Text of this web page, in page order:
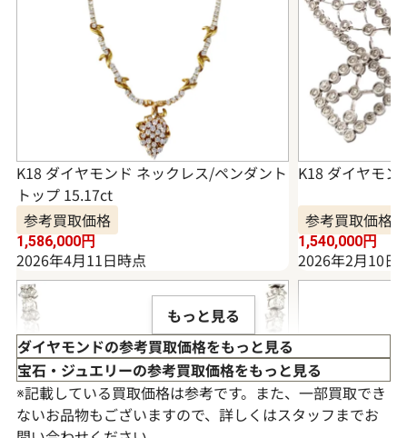
K18 ダイヤモンド ネックレス/ペンダント
トップ 15.17ct
参考買取価格
1,586,000円
2026年4月11日時点
K18 ダイヤモン
参考買取価格
1,540,000円
2026年2月10日
もっと見る
ダイヤモンドの参考買取価格をもっと見る
宝石・ジュエリーの参考買取価格をもっと見る
※記載している買取価格は参考です。また、一部買取でき
ないお品物もございますので、詳しくはスタッフまでお